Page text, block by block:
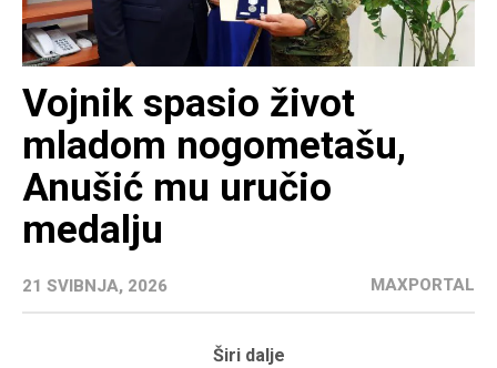
Vojnik spasio život
mladom nogometašu,
Anušić mu uručio
medalju
21 SVIBNJA, 2026 MAXPORTAL
Širi dalje